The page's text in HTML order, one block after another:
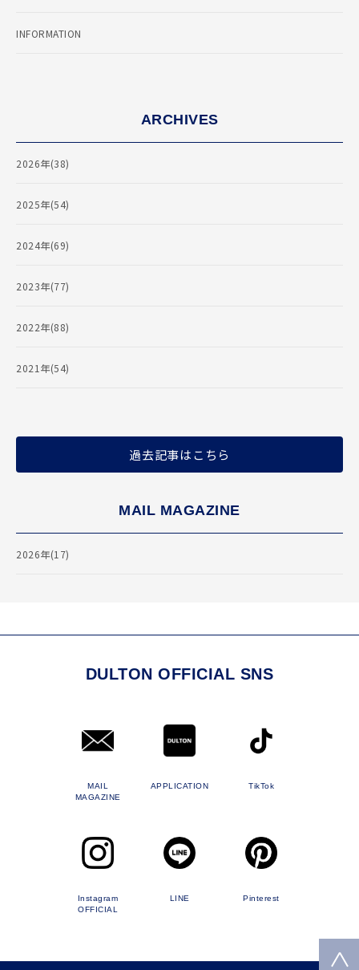
INFORMATION
ARCHIVES
2026年(38)
2025年(54)
2024年(69)
2023年(77)
2022年(88)
2021年(54)
過去記事はこちら
MAIL MAGAZINE
2026年(17)
DULTON OFFICIAL SNS
MAIL
MAGAZINE
APPLICATION TikTok
Instagram
OFFICIAL
LINE Pinterest